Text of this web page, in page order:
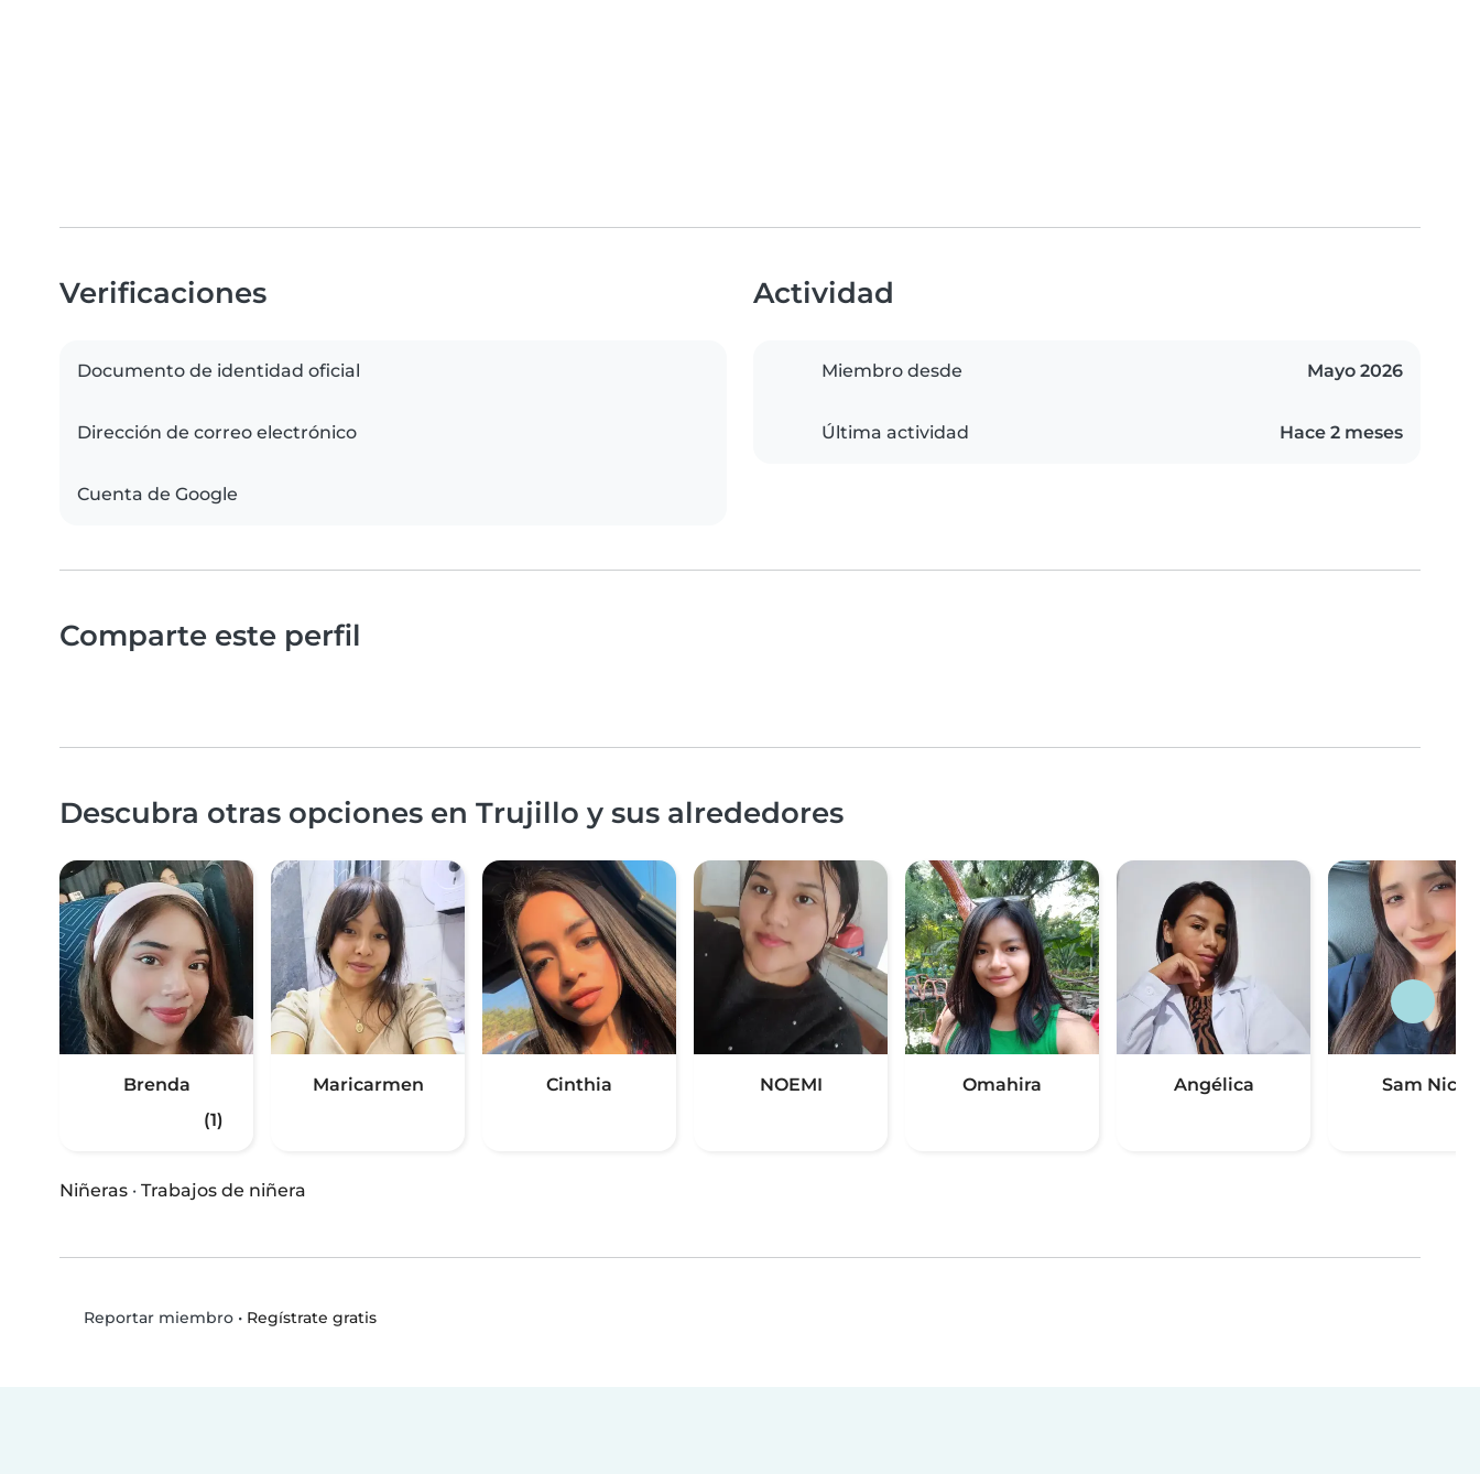
Verificaciones
Documento de identidad oficial
Dirección de correo electrónico
Cuenta de Google
Actividad
Miembro desde Mayo 2026
Última actividad Hace 2 meses
Comparte este perfil
Descubra otras opciones en Trujillo y sus alrededores
Brenda
(1)
Maricarmen Cinthia NOEMI Omahira Angélica Sam Nico
Niñeras · Trabajos de niñera
Reportar miembro• Regístrate gratis